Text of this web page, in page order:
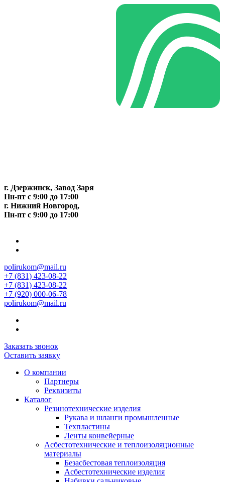
г. Дзержинск, Завод Заря
Пн-пт c 9:00 до 17:00
г. Нижний Новгород,
Пн-пт c 9:00 до 17:00
polirukom@mail.ru
+7 (831) 423-08-22
+7 (831) 423-08-22
+7 (920) 000-06-78
polirukom@mail.ru
Заказать звонок
Оставить заявку
О компании
Партнеры
Реквизиты
Каталог
Резинотехнические изделия
Рукава и шланги промышленные
Техпластины
Ленты конвейерные
Асбестотехнические и теплоизоляционные
материалы
Безасбестовая теплоизоляция
Асбестотехнические изделия